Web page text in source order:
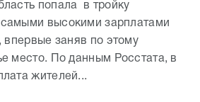
попала в тройку
высокими зарплатами
впервые заняв по этому
место. По данным Росстата, в
жителей...